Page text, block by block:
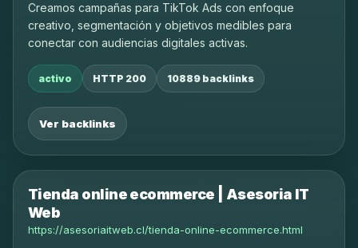
Creamos campañas para TikTok Ads con enfoque
creativo, segmentación y objetivos medibles para
conectar con audiencias digitales activas.
activo HTTP 200 10889 backlinks
Ver backlinks
Tienda online ecommerce | Asesoria IT
Web
https://asesoriaitweb.cl/tienda-online-ecommerce.html